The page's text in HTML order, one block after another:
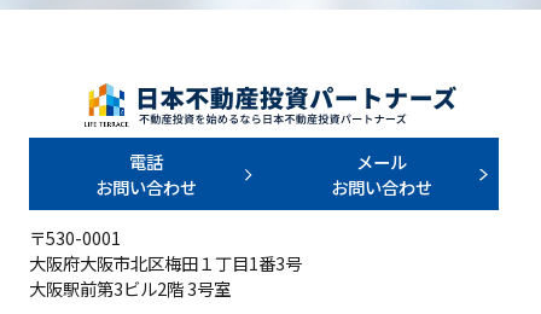
電話
お問い合わせ
メール
お問い合わせ
〒530-0001
大阪府大阪市北区梅田１丁目1番3号
大阪駅前第3ビル2階 3号室